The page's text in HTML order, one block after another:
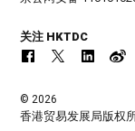
关注 HKTDC
© 2026
香港贸易发展局版权